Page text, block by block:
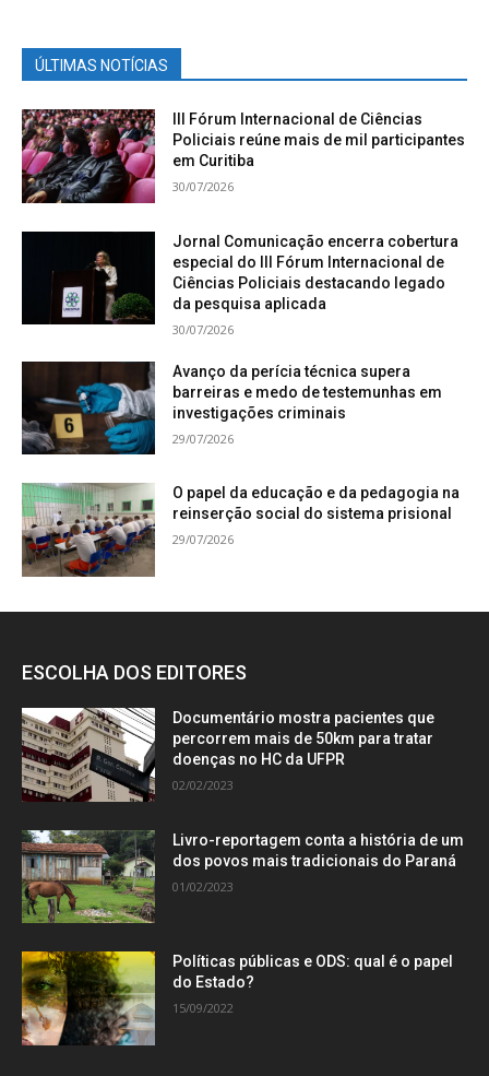
ÚLTIMAS NOTÍCIAS
III Fórum Internacional de Ciências
Policiais reúne mais de mil participantes
em Curitiba
30/07/2026
Jornal Comunicação encerra cobertura
especial do III Fórum Internacional de
Ciências Policiais destacando legado
da pesquisa aplicada
30/07/2026
Avanço da perícia técnica supera
barreiras e medo de testemunhas em
investigações criminais
29/07/2026
O papel da educação e da pedagogia na
reinserção social do sistema prisional
29/07/2026
ESCOLHA DOS EDITORES
Documentário mostra pacientes que
percorrem mais de 50km para tratar
doenças no HC da UFPR
02/02/2023
Livro-reportagem conta a história de um
dos povos mais tradicionais do Paraná
01/02/2023
Políticas públicas e ODS: qual é o papel
do Estado?
15/09/2022